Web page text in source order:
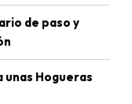
de paso y
Hogueras